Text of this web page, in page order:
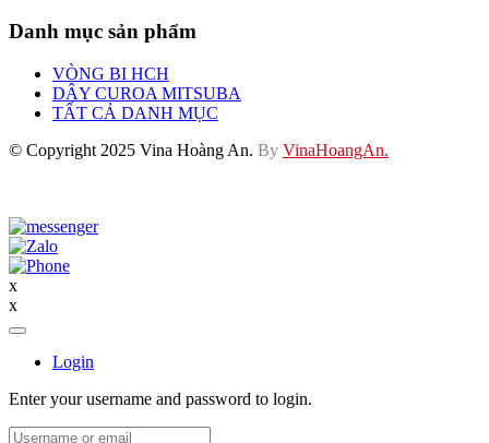
Danh mục sản phẩm
VÒNG BI HCH
DÂY CUROA MITSUBA
TẤT CẢ DANH MỤC
© Copyright 2025 Vina Hoàng An. By VinaHoangAn.
x
x
Login
Enter your username and password to login.